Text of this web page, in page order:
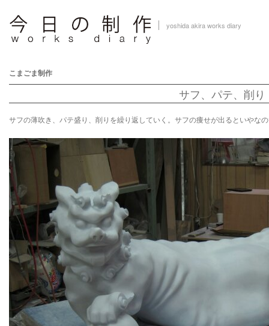
yoshida akira works diary
こまごま制作
サフ、パテ、削り
サフの薄吹き、パテ盛り、削りを繰り返していく。サフの痩せが出るといやな